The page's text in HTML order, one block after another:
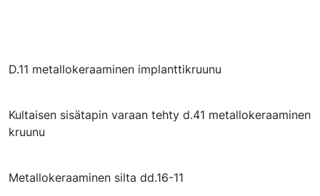
D.11 metallokeraaminen implanttikruunu
Kultaisen sisätapin varaan tehty d.41 metallokeraaminen
kruunu
Metallokeraaminen silta dd.16-11